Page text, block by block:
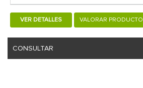
VER DETALLES VALORAR PRODUCTO
CONSULTAR